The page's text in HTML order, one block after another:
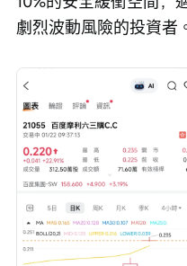
劇烈波動風險的投資者